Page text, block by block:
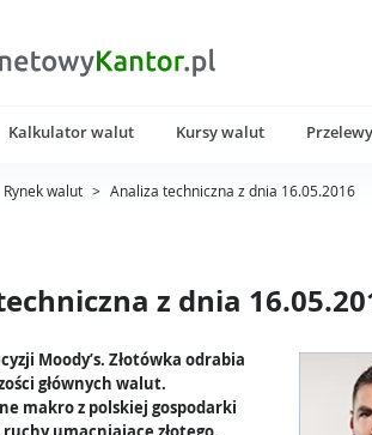
Kalkulator walut Kursy walut
Rynek walut > Analiza techniczna z dnia 16.05.2016
z dnia
Moody’s. Złotówka odrabia
głównych walut.
makro z polskiej gospodarki